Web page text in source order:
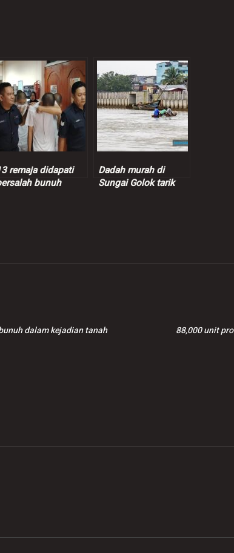
remaja didapati
bunuh
Dadah murah di
Sungai Golok tarik
dalam kejadian tanah
88,000 unit